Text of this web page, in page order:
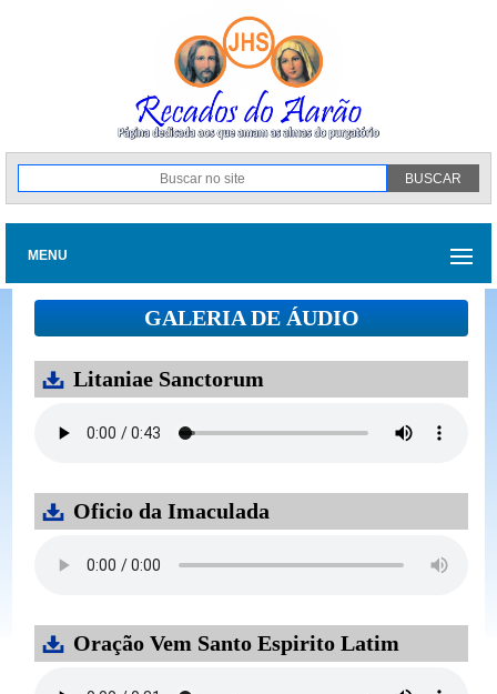
MENU
GALERIA DE ÁUDIO
Litaniae Sanctorum
Oficio da Imaculada
Oração Vem Santo Espirito Latim